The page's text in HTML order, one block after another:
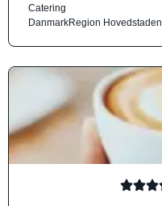
Catering
DanmarkRegion Hovedstaden